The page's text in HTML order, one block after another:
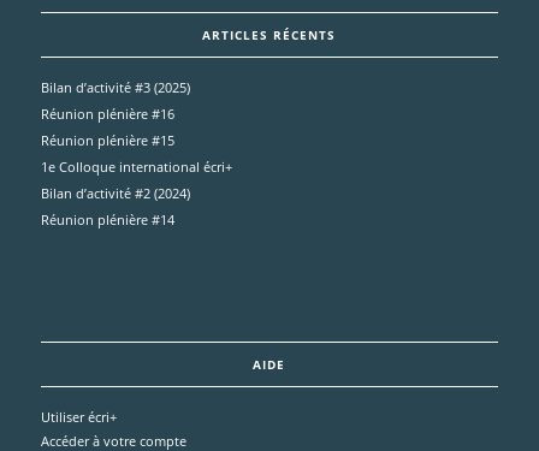
ARTICLES RÉCENTS
Bilan d’activité #3 (2025)
Réunion plénière #16
Réunion plénière #15
1e Colloque international écri+
Bilan d’activité #2 (2024)
Réunion plénière #14
AIDE
Utiliser écri+
Accéder à votre compte